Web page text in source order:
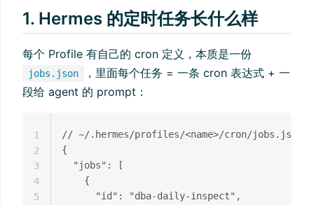
1. Hermes 的定时任务长什么样
每个 Profile 有自己的 cron 定义，本质是一份
jobs.json
，里面每个任务 = 一条 cron 表达式 + 一
段给 agent 的 prompt：
// ~/.hermes/profiles/<name>/cron/jobs.json （
{
  "jobs": [
    {
      "id": "dba-daily-inspect",
1
2
3
4
5